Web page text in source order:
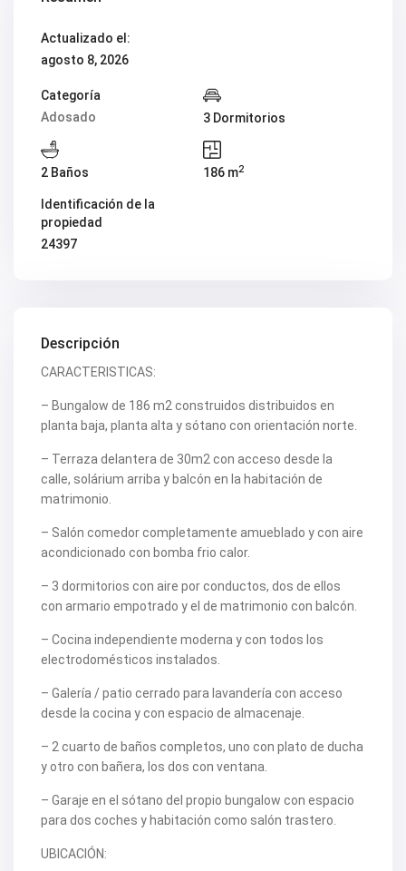
V2420
V2421
V2422
V2426
V2428
V2431
V2432
V2434
V2436
V2437
V2438
V2448
V2456
V2462
V2463
V2465
V2467
V2471
V2475
V2478
V2479
V2483
V2487
V2489
V2493
V2495
V2496
V2498
V2499
V2503
V2506
V2507
V2508
Actualizado el:
agosto 8, 2026
Categoría
Adosado
3 Dormitorios
2 Baños 186 m2
Identificación de la
propiedad
24397
Descripción
CARACTERISTICAS:
– Bungalow de 186 m2 construidos distribuidos en
planta baja, planta alta y sótano con orientación norte.
– Terraza delantera de 30m2 con acceso desde la
calle, solárium arriba y balcón en la habitación de
matrimonio.
– Salón comedor completamente amueblado y con aire
acondicionado con bomba frio calor.
– 3 dormitorios con aire por conductos, dos de ellos
con armario empotrado y el de matrimonio con balcón.
– Cocina independiente moderna y con todos los
electrodomésticos instalados.
– Galería / patio cerrado para lavandería con acceso
desde la cocina y con espacio de almacenaje.
– 2 cuarto de baños completos, uno con plato de ducha
y otro con bañera, los dos con ventana.
– Garaje en el sótano del propio bungalow con espacio
para dos coches y habitación como salón trastero.
UBICACIÓN: